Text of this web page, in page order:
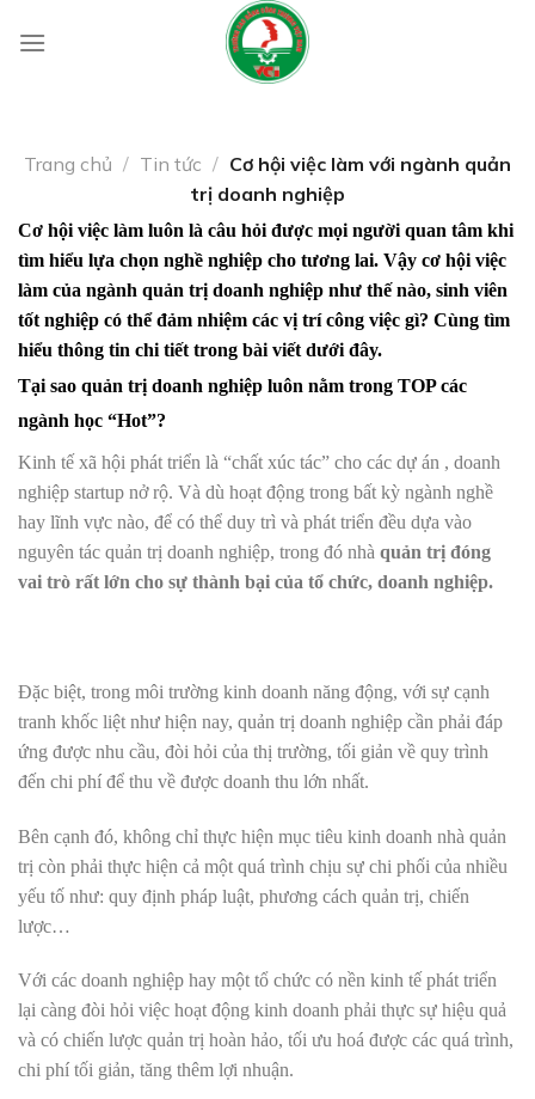
Trang chủ / Tin tức / Cơ hội việc làm với ngành quản
trị doanh nghiệp
Cơ hội việc làm luôn là câu hỏi được mọi người quan tâm khi
tìm hiểu lựa chọn nghề nghiệp cho tương lai. Vậy cơ hội việc
làm của ngành quản trị doanh nghiệp như thế nào, sinh viên
tốt nghiệp có thể đảm nhiệm các vị trí công việc gì? Cùng tìm
hiểu thông tin chi tiết trong bài viết dưới đây.
Tại sao quản trị doanh nghiệp luôn nằm trong TOP các
ngành học “Hot”?
Kinh tế xã hội phát triển là “chất xúc tác” cho các dự án , doanh
nghiệp startup nở rộ. Và dù hoạt động trong bất kỳ ngành nghề
hay lĩnh vực nào, để có thể duy trì và phát triển đều dựa vào
nguyên tác quản trị doanh nghiệp, trong đó nhà quản trị đóng
vai trò rất lớn cho sự thành bại của tổ chức, doanh nghiệp.
Đặc biệt, trong môi trường kinh doanh năng động, với sự cạnh
tranh khốc liệt như hiện nay, quản trị doanh nghiệp cần phải đáp
ứng được nhu cầu, đòi hỏi của thị trường, tối giản về quy trình
đến chi phí để thu về được doanh thu lớn nhất.
Bên cạnh đó, không chỉ thực hiện mục tiêu kinh doanh nhà quản
trị còn phải thực hiện cả một quá trình chịu sự chi phối của nhiều
yếu tố như: quy định pháp luật, phương cách quản trị, chiến
lược…
Với các doanh nghiệp hay một tổ chức có nền kinh tế phát triển
lại càng đòi hỏi việc hoạt động kinh doanh phải thực sự hiệu quả
và có chiến lược quản trị hoàn hảo, tối ưu hoá được các quá trình,
chi phí tối giản, tăng thêm lợi nhuận.